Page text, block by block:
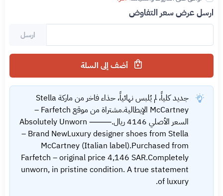
ارسل عرض سعر التفاوض
ارسل
جديد كلياً، لم يُلبس نهائياً، حذاء فاخر من ماركة Stella
McCartney الإيطالية.مشتراة من موقع Farfetch –
السعر الأصلي 4146 ريال.⸻ Absolutely Unworn
– Brand NewLuxury designer shoes from Stella
McCartney (Italian label).Purchased from
Farfetch – original price 4,146 SAR.Completely
unworn, in pristine condition. A true statement
of luxury.